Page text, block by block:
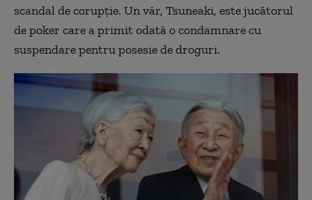
scandal de corupție. Un văr, Tsuneaki, este jucătorul
de poker care a primit odată o condamnare cu
suspendare pentru posesie de droguri.